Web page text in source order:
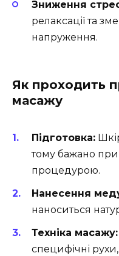
Зниження
релаксації та
напруження.
Як проходить
масажу
Підготовка:
тому бажано
процедурою.
Нанесення
наноситься
Техніка масажу:
специфічні рухи,